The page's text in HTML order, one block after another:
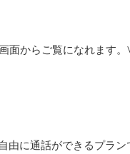
面からご覧になれます
に通話ができるプラ